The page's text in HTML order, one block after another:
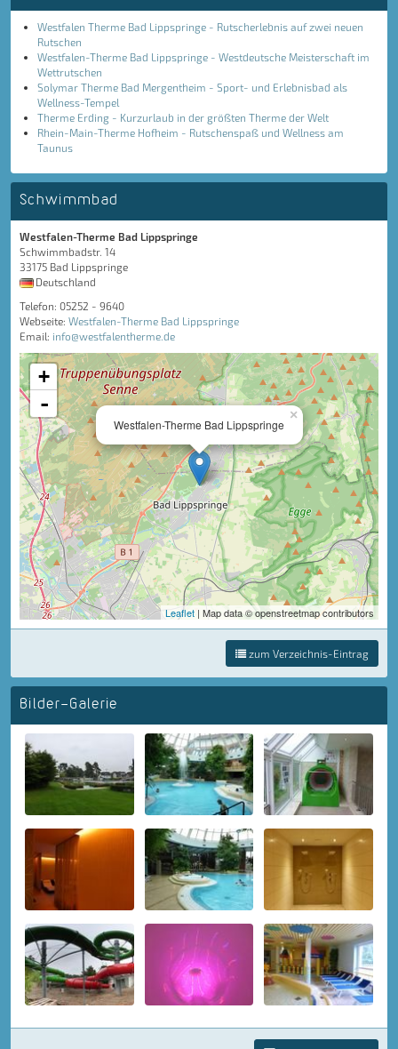
Westfalen Therme Bad Lippspringe - Rutscherlebnis auf zwei neuen
Rutschen
Westfalen-Therme Bad Lippspringe - Westdeutsche Meisterschaft im
Wettrutschen
Solymar Therme Bad Mergentheim - Sport- und Erlebnisbad als
Wellness-Tempel
Therme Erding - Kurzurlaub in der größten Therme der Welt
Rhein-Main-Therme Hofheim - Rutschenspaß und Wellness am
Taunus
Schwimmbad
Westfalen-Therme Bad Lippspringe
Schwimmbadstr. 14
33175 Bad Lippspringe
Deutschland
Telefon: 05252 - 9640
Webseite: Westfalen-Therme Bad Lippspringe
Email: info@westfalentherme.de
×
Westfalen-Therme Bad Lippspringe
+
-
Leaflet | Map data © openstreetmap contributors
zum Verzeichnis-Eintrag
Bilder-Galerie